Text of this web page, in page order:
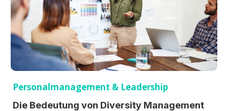
Personalmanagement & Leadership
Die Bedeutung von Diversity Management